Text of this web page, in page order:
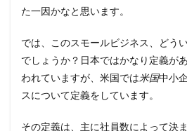
アッ
プと
ール
ビジ
ス：
創業
図の
た一因かなと思います。
では、このスモールビジネス、どう
でしょうか？日本ではかなり定義が
われていますが、米国では米国中小
スについて定義をしています。
その定義は、主に社員数によって決